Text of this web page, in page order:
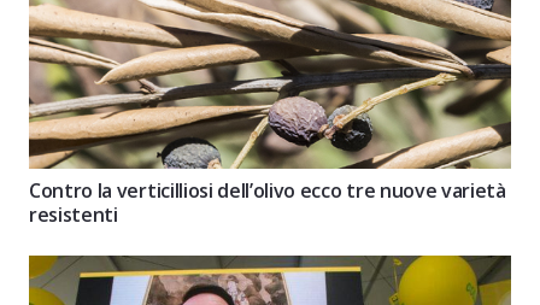
Contro la verticilliosi dell’olivo ecco tre nuove varietà
resistenti